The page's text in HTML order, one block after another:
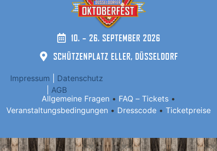
10. – 26. SEPTEMBER 2026
SCHÜTZENPLATZ ELLER, DÜSSELDORF
Impressum
Datenschutz
AGB
Allgemeine Fragen • FAQ – Tickets •
Veranstaltungsbedingungen • Dresscode • Ticketpreise